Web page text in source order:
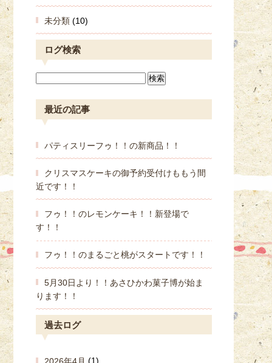
未分類 (10)
ログ検索
最近の記事
パティスリーフゥ！！の新商品！！
クリスマスケーキの御予約受付けももう間
近です！！
フゥ！！のレモンケーキ！！新登場で
す！！
フゥ！！のまるごと桃がスタートです！！
5月30日より！！あさひかわ菓子博が始ま
ります！！
過去ログ
2026年4月 (1)